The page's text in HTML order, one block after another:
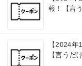
報！【言
【2024
【言うだ